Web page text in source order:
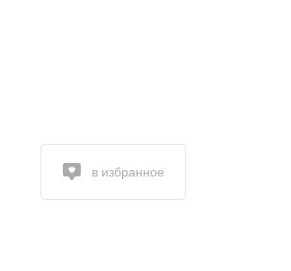
в избранное